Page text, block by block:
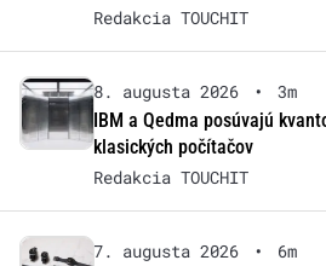
Redakcia TOUCHIT
8. augusta 2026 •
3m
IBM a Qedma posúvajú
klasických počítačov
Redakcia TOUCHIT
7. augusta 2026 •
6m